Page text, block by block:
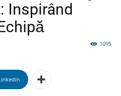
Inspirând
1095